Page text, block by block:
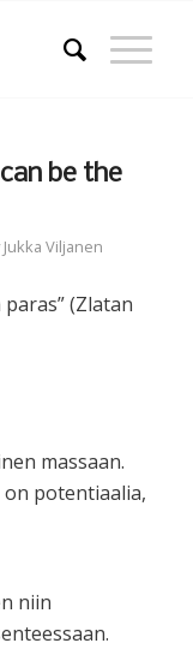
be the
Jukka Viljanen
(Zlatan
massaan.
potentiaalia,
niin